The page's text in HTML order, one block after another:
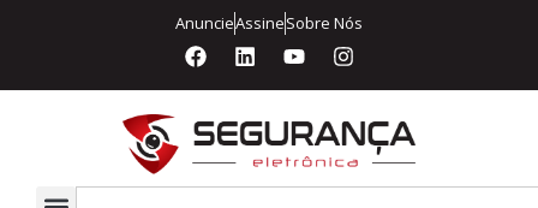
AnuncieAssineSobre Nós